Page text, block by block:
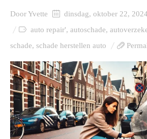
DoorYvette dinsdag, oktober 22, 2024
auto repair', autoschade,
schade, schade herstellen auto